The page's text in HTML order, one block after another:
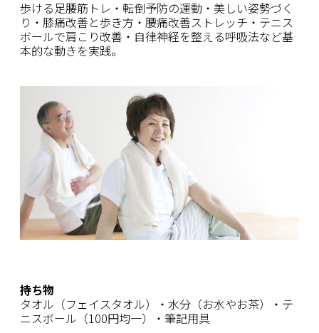
歩ける足腰筋トレ・転倒予防の運動・美しい姿勢づく
り・膝痛改善と歩き方・腰痛改善ストレッチ・テニス
ボールで肩こり改善・自律神経を整える呼吸法など基
本的な動きを実践。
持ち物
タオル（フェイスタオル）・水分（お水やお茶）・テ
ニスボール（100円均一）・筆記用具